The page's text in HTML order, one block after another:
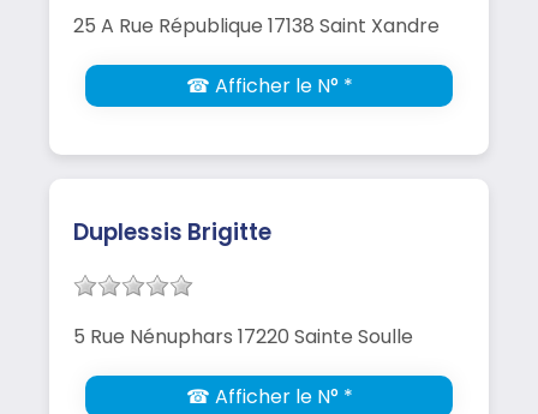
25 A Rue République 17138 Saint Xandre
☎ Afficher le N° *
Duplessis Brigitte
5 Rue Nénuphars 17220 Sainte Soulle
☎ Afficher le N° *